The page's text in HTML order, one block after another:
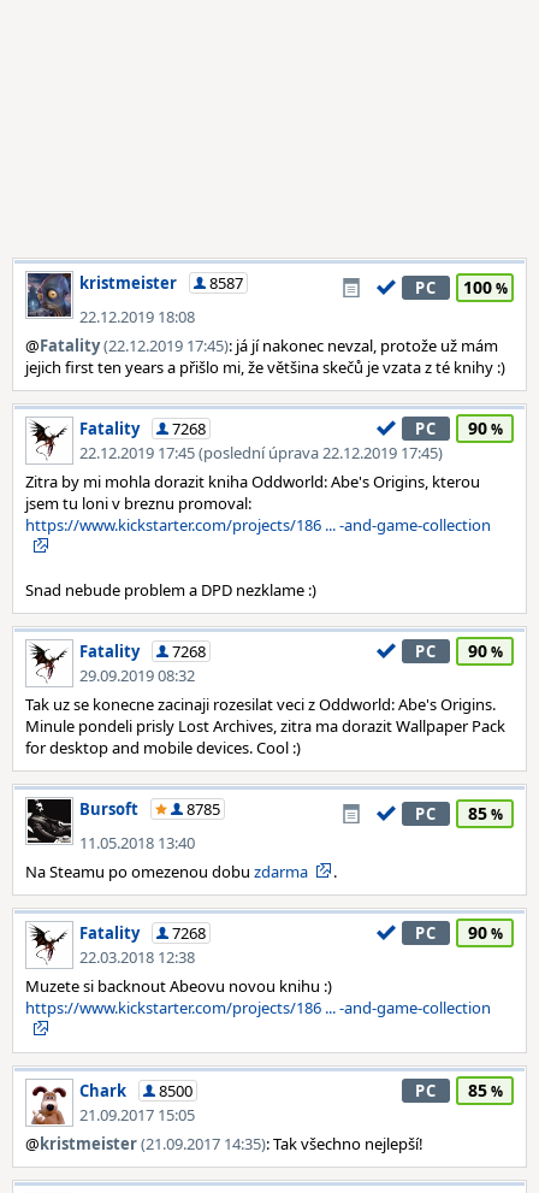
kristmeister
8587
22.12.2019 18:08
PC 100
@Fatality(22.12.2019 17:45): já jí nakonec nevzal, protože už mám
jejich first ten years a přišlo mi, že většina skečů je vzata z té knihy :)
Fatality
7268
22.12.2019 17:45 (poslední úprava 22.12.2019 17:45)
PC 90
Zitra by mi mohla dorazit kniha Oddworld: Abe's Origins, kterou
jsem tu loni v breznu promoval:
https://www.kickstarter.com/projects/186 ... -and-game-collection
Snad nebude problem a DPD nezklame :)
Fatality
7268
29.09.2019 08:32
PC 90
Tak uz se konecne zacinaji rozesilat veci z Oddworld: Abe's Origins.
Minule pondeli prisly Lost Archives, zitra ma dorazit Wallpaper Pack
for desktop and mobile devices. Cool :)
Bursoft
8785
11.05.2018 13:40
PC 85
Na Steamu po omezenou dobu zdarma .
Fatality
7268
22.03.2018 12:38
PC 90
Muzete si backnout Abeovu novou knihu :)
https://www.kickstarter.com/projects/186 ... -and-game-collection
Chark
8500
21.09.2017 15:05
PC 85
@kristmeister(21.09.2017 14:35): Tak všechno nejlepší!